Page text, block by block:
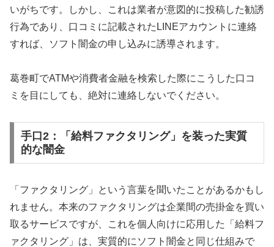
いがちです。しかし、これは業者が意図的に投稿した勧誘
行為であり、口コミに記載されたLINEアカウントに連絡
すれば、ソフト闇金の申し込みに誘導されます。
葛巻町でATMや消費者金融を検索した際にこうした口コ
ミを目にしても、絶対に連絡しないでください。
手口2：「給料ファクタリング」を装った実質
的な闇金
「ファクタリング」という言葉を聞いたことがあるかもし
れません。本来のファクタリングは企業間の売掛金を買い
取るサービスですが、これを個人向けに応用した「給料フ
ァクタリング」は、実質的にソフト闇金と同じ仕組みで